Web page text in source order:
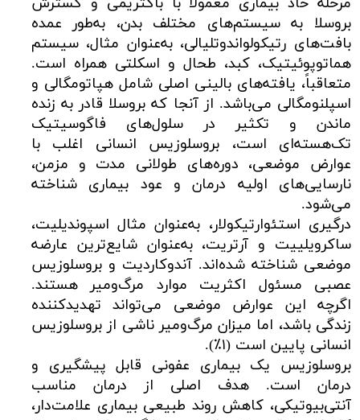
بروسلا به سیستم‌های مختلف بدن، به‌طور عمده
بافت‌های رتیکولواندوتلیالی، به‌عنوان مثال، سیستم
هماتوپوئیتیک، کبد، طحال و اسکلتی همراه است.
متعاقباً، یافته‌های بالینی اصلی شامل هپاتومگالی و
اسپلنومگالی می‌باشد. از آنجا که بروسلا قادر به زنده
ماندن و تکثیر در سلول‌های فاگوسیتیک
تک‌هسته‌ای است، بروسلوزیس انسانی اغلب با
عوارض موضعی، دوره‌های طولانی مدت و مزمن،
نارسایی‌های اولیه درمان و عود بیماری شناخته
می‌شود.
درگیری استئوارتیکولار، به‌عنوان مثال اسپوندیلیت،
ساکرویلییت و آرتریت، به‌عنوان شایع‌ترین عارضه
موضعی شناخته شده‌اند. آندوکاردیت و بروسلوزیس
عصبی مسئول اکثریت موارد مرگ‌ومیر هستند.
اگرچه این عوارض موضعی می‌تواند تهدیدکننده
زندگی باشد، اما میزان مرگ‌ومیر ناشی از بروسلوزیس
انسانی پایین است (۱٪).
بروسلوزیس یک بیماری عفونی قابل پیشگیری و
درمان است. هدف اصلی از درمان مناسب
آنتی‌بیوتیکی، کاهش روند طبیعی بیماری علامت‌دار،